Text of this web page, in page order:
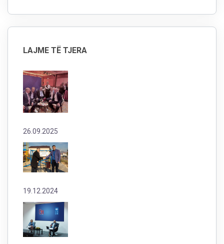
LAJME TË TJERA
26.09.2025
19.12.2024